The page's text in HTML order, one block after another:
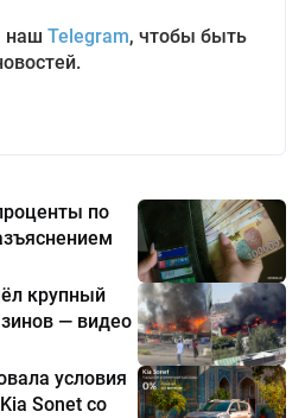
наш Telegram, чтобы быть
по
крупный
— видео
условия
Sonet со